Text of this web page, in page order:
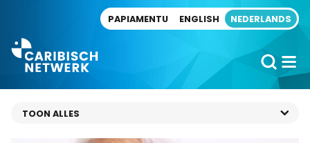
PAPIAMENTU ENGLISH NEDERLANDS